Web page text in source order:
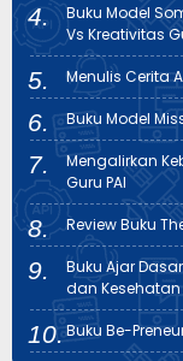
Buku Model
Vs Kreativitas
Menulis Cerita
Buku Model
Mengalirkan
Guru PAI
Review Buku
Buku Ajar
dan Kesehatan
Buku Be-